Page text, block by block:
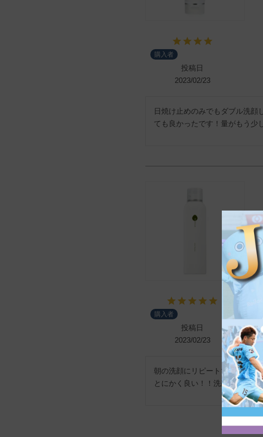
購入者
投稿日
2023/02/23
日焼け止めのみでもダブル洗
ても良かったです！量がもう少
購入者
投稿日
2023/02/23
朝の洗顔にリピートです。
とにかく良い！！洗顔後つっぱ